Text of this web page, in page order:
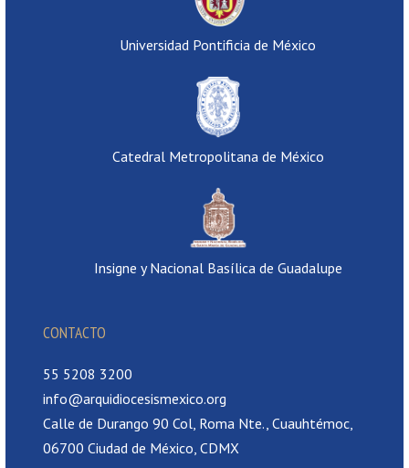
Universidad Pontificia de México
Catedral Metropolitana de México
Insigne y Nacional Basílica de Guadalupe
CONTACTO
55 5208 3200
info@arquidiocesismexico.org
Calle de Durango 90 Col, Roma Nte., Cuauhtémoc,
06700 Ciudad de México, CDMX